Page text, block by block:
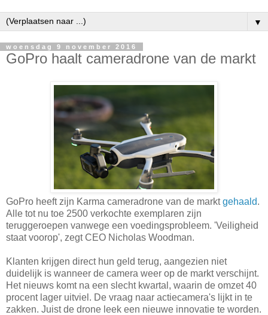
▼
woensdag 9 november 2016
GoPro haalt cameradrone van de markt
GoPro heeft zijn Karma cameradrone van de marktgehaald.
Alle tot nu toe 2500 verkochte exemplaren zijn
teruggeroepen vanwege een voedingsprobleem. 'Veiligheid
staat voorop', zegt CEO Nicholas Woodman.
Klanten krijgen direct hun geld terug, aangezien niet
duidelijk is wanneer de camera weer op de markt verschijnt.
Het nieuws komt na een slecht kwartal, waarin de omzet 40
procent lager uitviel. De vraag naar actiecamera's lijkt in te
zakken. Juist de drone leek een nieuwe innovatie te worden.